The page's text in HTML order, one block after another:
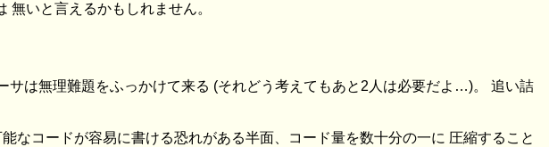
いと言えるかもしれません。
は無理難題をふっかけて来る (それどう考えてもあと2人は必要だよ…)。 追い詰
なコードが容易に書ける恐れがある半面、コード量を数十分の一に 圧縮すること